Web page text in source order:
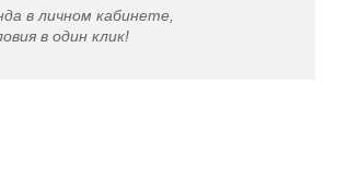
в личном кабинете,
в один клик!